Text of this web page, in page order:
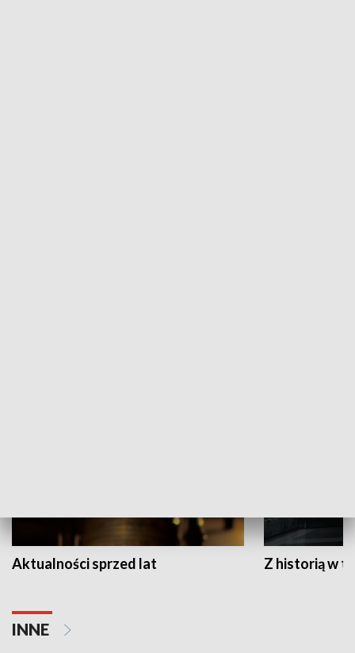
Aktualności sprzed lat Z historią w
INNE